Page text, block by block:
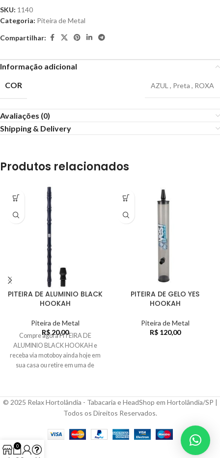
SKU: 1140
Categoria: Piteira de Metal
Compartilhar:
Informação adicional
COR
AZUL , Preta , ROXA
Avaliações (0)
Shipping & Delivery
Produtos relacionados
PITEIRA DE ALUMINIO BLACK
HOOKAH
Piteira de Metal
R$20,00
Compre agora PITEIRA DE
ALUMINIO BLACK HOOKAH e
receba via motoboy ainda hoje em
sua casa ou retire em uma de
PITEIRA DE GELO YES
HOOKAH
Piteira de Metal
R$120,00
© 2025 Relax Hortolândia - Tabacaria e HeadShop em Hortolândia/SP |
Todos os Direitos Reservados.
0